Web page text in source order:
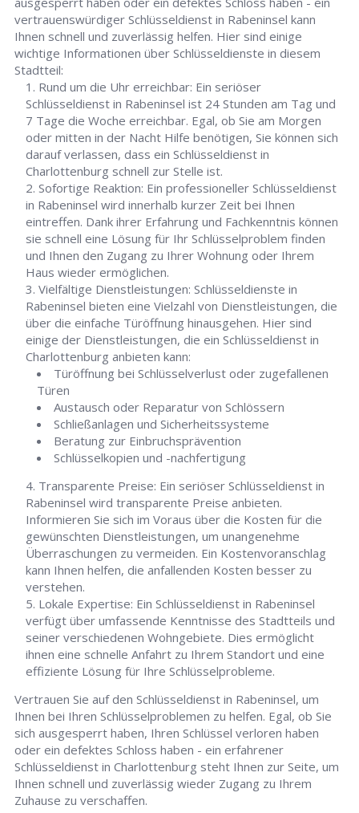
vertrauenswürdiger Schlüsseldienst in Rabeninsel kann
Ihnen schnell und zuverlässig helfen. Hier sind einige
wichtige Informationen über Schlüsseldienste in diesem
Stadtteil:
Rund um die Uhr erreichbar: Ein seriöser
Schlüsseldienst in Rabeninsel ist 24 Stunden am Tag und
7 Tage die Woche erreichbar. Egal, ob Sie am Morgen
oder mitten in der Nacht Hilfe benötigen, Sie können sich
darauf verlassen, dass ein Schlüsseldienst in
Charlottenburg schnell zur Stelle ist.
Sofortige Reaktion: Ein professioneller Schlüsseldienst
in Rabeninsel wird innerhalb kurzer Zeit bei Ihnen
eintreffen. Dank ihrer Erfahrung und Fachkenntnis können
sie schnell eine Lösung für Ihr Schlüsselproblem finden
und Ihnen den Zugang zu Ihrer Wohnung oder Ihrem
Haus wieder ermöglichen.
Vielfältige Dienstleistungen: Schlüsseldienste in
Rabeninsel bieten eine Vielzahl von Dienstleistungen, die
über die einfache Türöffnung hinausgehen. Hier sind
einige der Dienstleistungen, die ein Schlüsseldienst in
Charlottenburg anbieten kann:
Türöffnung bei Schlüsselverlust oder zugefallenen
Türen
Austausch oder Reparatur von Schlössern
Schließanlagen und Sicherheitssysteme
Beratung zur Einbruchsprävention
Schlüsselkopien und -nachfertigung
Transparente Preise: Ein seriöser Schlüsseldienst in
Rabeninsel wird transparente Preise anbieten.
Informieren Sie sich im Voraus über die Kosten für die
gewünschten Dienstleistungen, um unangenehme
Überraschungen zu vermeiden. Ein Kostenvoranschlag
kann Ihnen helfen, die anfallenden Kosten besser zu
verstehen.
Lokale Expertise: Ein Schlüsseldienst in Rabeninsel
verfügt über umfassende Kenntnisse des Stadtteils und
seiner verschiedenen Wohngebiete. Dies ermöglicht
ihnen eine schnelle Anfahrt zu Ihrem Standort und eine
effiziente Lösung für Ihre Schlüsselprobleme.
Vertrauen Sie auf den Schlüsseldienst in Rabeninsel, um
Ihnen bei Ihren Schlüsselproblemen zu helfen. Egal, ob Sie
sich ausgesperrt haben, Ihren Schlüssel verloren haben
oder ein defektes Schloss haben - ein erfahrener
Schlüsseldienst in Charlottenburg steht Ihnen zur Seite, um
Ihnen schnell und zuverlässig wieder Zugang zu Ihrem
Zuhause zu verschaffen.